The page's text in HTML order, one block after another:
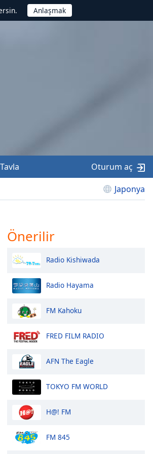
Japonya
Tavla Oturum aç
Önerilir
Radio Kishiwada
Radio Hayama
FM Kahoku
FRED FILM RADIO
AFN The Eagle
TOKYO FM WORLD
H@! FM
FM 845